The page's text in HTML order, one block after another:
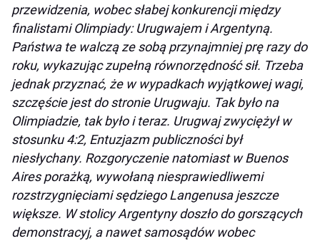
przewidzenia, wobec słabej konkurencji między
finalistami Olimpiady: Urugwajem i Argentyną.
Państwa te walczą ze sobą przynajmniej prę razy do
roku, wykazując zupełną równorzędność sił. Trzeba
jednak przyznać, że w wypadkach wyjątkowej wagi,
szczęście jest do stronie Urugwaju. Tak było na
Olimpiadzie, tak było i teraz. Urugwaj zwyciężył w
stosunku 4:2, Entuzjazm publiczności był
niesłychany. Rozgoryczenie natomiast w Buenos
Aires porażką, wywołaną niesprawiedliwemi
rozstrzygnięciami sędziego Langenusa jeszcze
większe. W stolicy Argentyny doszło do gorszących
demonstracyj, a nawet samosądów wobec